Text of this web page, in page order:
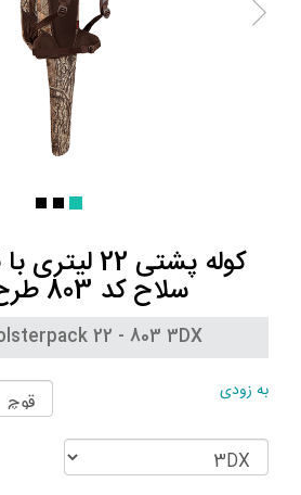
کوله پشتی
سلاح کد 803 طرح 3DX
22 - 803 3DX
به زودی